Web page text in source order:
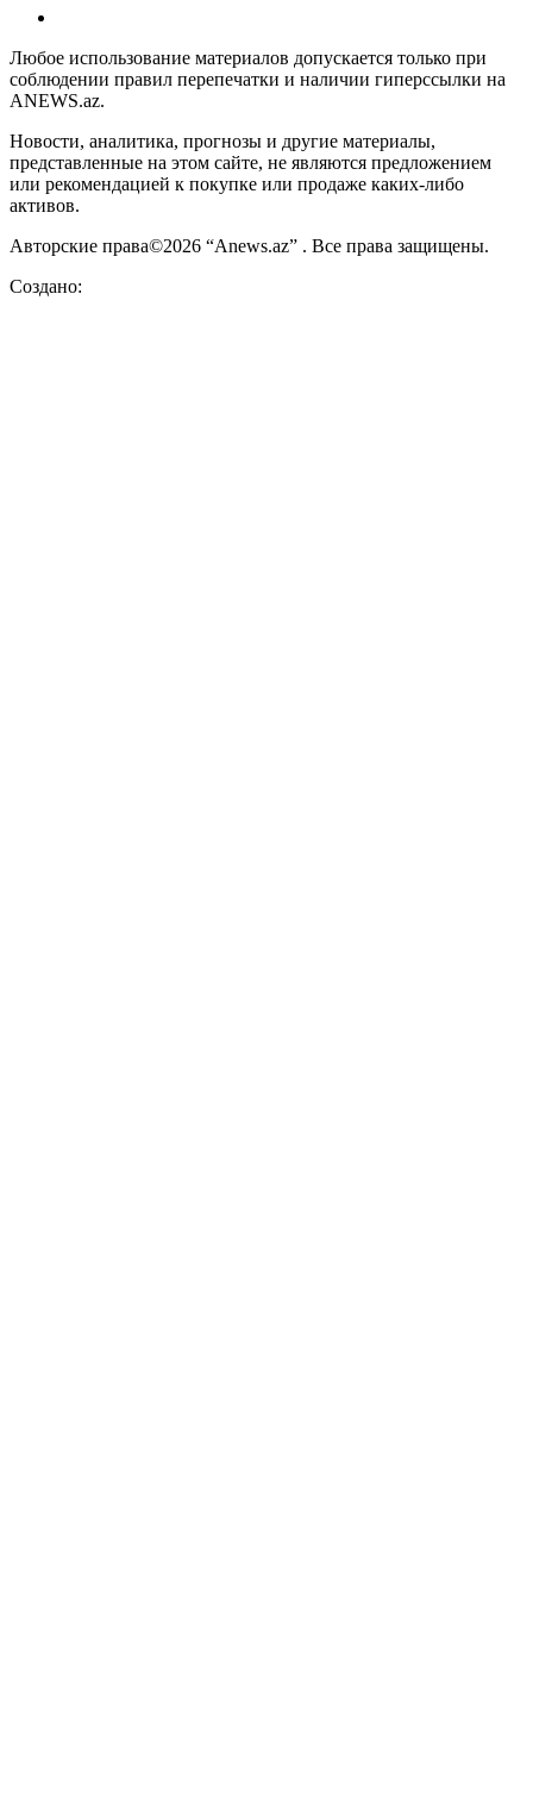
Любое использование материалов допускается только при
соблюдении правил перепечатки и наличии гиперссылки на
ANEWS.az.
Новости, аналитика, прогнозы и другие материалы,
представленные на этом сайте, не являются предложением
или рекомендацией к покупке или продаже каких-либо
активов.
Авторские права©2026 “Anews.az” . Все права защищены.
Создано: